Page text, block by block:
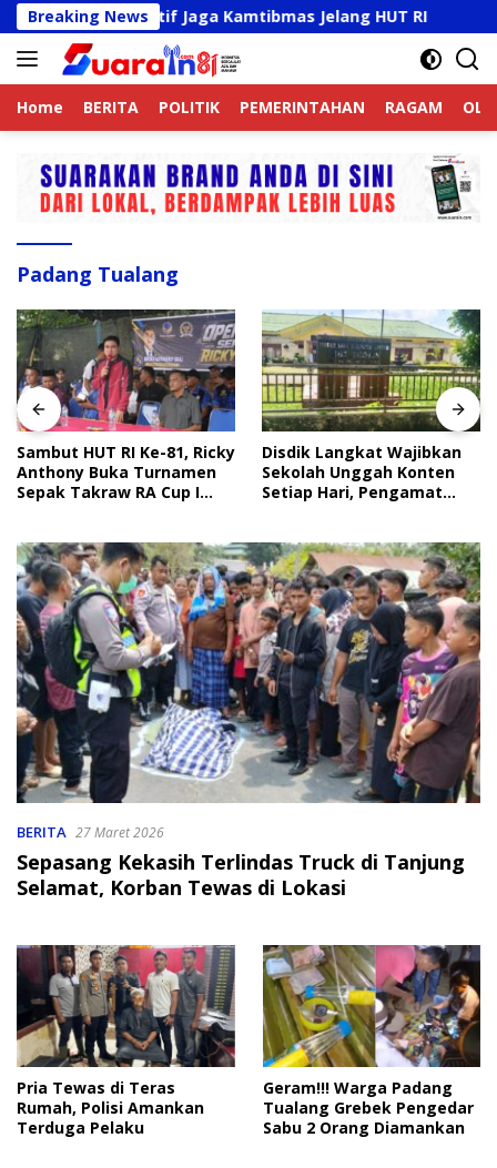
Langsung
ke
konten
Breaking News
Aktif Jaga Kamtibmas Jelang HUT RI
Home BERITA POLITIK PEMERINTAHAN RAGAM
Padang Tualang
Sambut HUT RI Ke-81, Ricky
Anthony Buka Turnamen
Sepak Takraw RA Cup I
Disdik Langkat Wajibkan
Sekolah Unggah Konten
Setiap Hari, Pengamat
BERITA 27 Maret 2026
Sepasang Kekasih Terlindas Truck di Tanjung
Selamat, Korban Tewas di Lokasi
Pria Tewas di Teras
Rumah, Polisi Amankan
Terduga Pelaku
Geram!!! Warga Padang
Tualang Grebek Pengedar
Sabu 2 Orang Diamankan